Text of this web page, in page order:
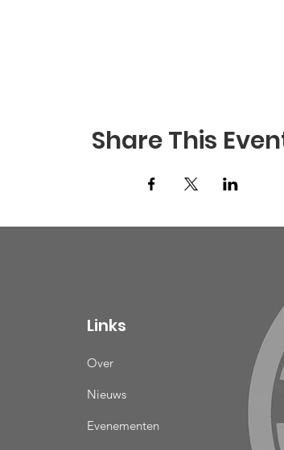
Share This
Links
Over
Nieuws
Evenementen